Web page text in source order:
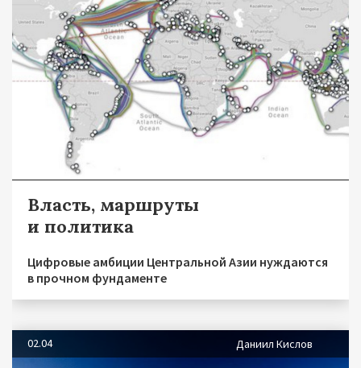
Власть, маршруты
и политика
Цифровые амбиции Центральной Азии нуждаются
в прочном фундаменте
02.04 Даниил Кислов